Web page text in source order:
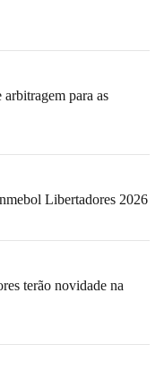
para as
Libertadores 2026
terão novidade na